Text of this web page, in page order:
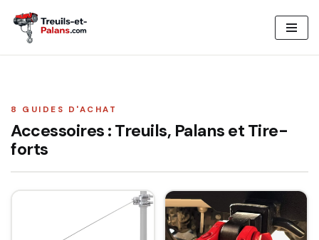
Aller
au
8 GUIDES D'ACHAT
Accessoires : Treuils, Palans et Tire-
forts